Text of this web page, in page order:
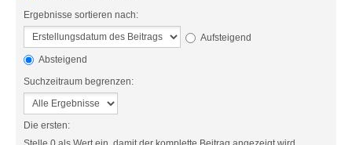
Ergebnisse sortieren nach:
Aufsteigend
Absteigend
Suchzeitraum begrenzen:
Die ersten: